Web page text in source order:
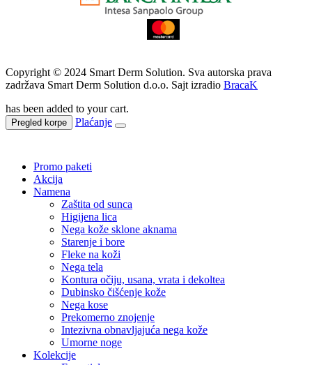
Copyright © 2024 Smart Derm Solution. Sva autorska prava
zadržava Smart Derm Solution d.o.o. Sajt izradio BracaK
has been added to your cart.
Pregled korpe Plaćanje
Promo paketi
Akcija
Namena
Zaštita od sunca
Higijena lica
Nega kože sklone aknama
Starenje i bore
Fleke na koži
Nega tela
Kontura očiju, usana, vrata i dekoltea
Dubinsko čišćenje kože
Nega kose
Prekomerno znojenje
Intezivna obnavljajuća nega kože
Umorne noge
Kolekcije